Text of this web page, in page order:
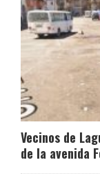
Vecinos de
de la avenida